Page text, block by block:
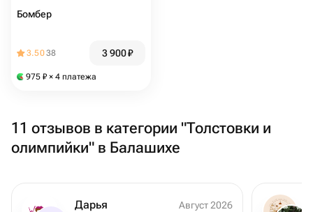
Бомбер
3.5038 3 900₽
975 ₽ × 4 платежа
11 отзывов в категории "Толстовки и
олимпийки" в Балашихе
Дарья
Август 2026